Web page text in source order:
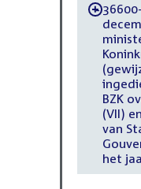
-
BZK
(VII)
van
het